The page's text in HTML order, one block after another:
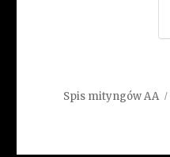
Spis mityngów AA